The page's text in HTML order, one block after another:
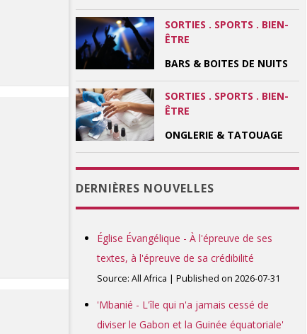
SORTIES . SPORTS . BIEN-
ÊTRE
BARS & BOITES DE NUITS
SORTIES . SPORTS . BIEN-
ÊTRE
ONGLERIE & TATOUAGE
DERNIÈRES NOUVELLES
Église Évangélique - À l'épreuve de ses
textes, à l'épreuve de sa crédibilité
Source: All Africa Published on 2026-07-31
'Mbanié - L'île qui n'a jamais cessé de
diviser le Gabon et la Guinée équatoriale'